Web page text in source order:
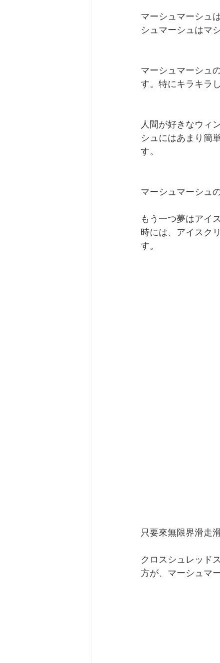
マーシュマーシュ
シュマーシュはマ
マーシュマーシュ
す。特にキラキラ
人間が好きなウィ
シュにはあまり簡
す。
マーシュマーシュ
もう一つ夢はアイ
時には、アイスク
す。
只要來無限界滑走
クロスシュレッド
方が、マーシュマ